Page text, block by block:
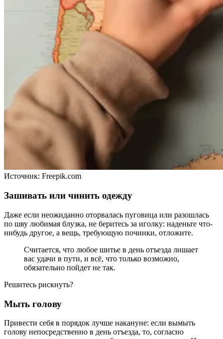
Источник: Freepik.com
Зашивать или чинить одежду
Даже если неожиданно оторвалась пуговица или разошлась
по шву любимая блузка, не беритесь за иголку: наденьте что-
нибудь другое, а вещь, требующую починки, отложите.
Считается, что любое шитье в день отъезда лишает
вас удачи в пути, и всё, что только возможно,
обязательно пойдет не так.
Решитесь рискнуть?
Мыть голову
Привести себя в порядок лучше накануне: если вымыть
голову непосредственно в день отъезда, то, согласно